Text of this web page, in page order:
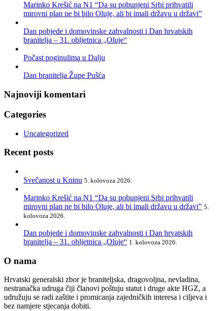
Marinko Krešić na N1 “Da su pobunjeni Srbi prihvatili
mirovni plan ne bi bilo Oluje, ali bi imali državu u državi”
Dan pobjede i domovinske zahvalnosti i Dan hrvatskih
branitelja – 31. obljetnica „Oluje“
Počast poginulima u Dalju
Dan branitelja Župe Pušća
Najnoviji komentari
Categories
Uncategorized
Recent posts
Svečanost u Kninu 5. kolovoza 2026.
Marinko Krešić na N1 “Da su pobunjeni Srbi prihvatili
mirovni plan ne bi bilo Oluje, ali bi imali državu u državi” 5.
kolovoza 2026.
Dan pobjede i domovinske zahvalnosti i Dan hrvatskih
branitelja – 31. obljetnica „Oluje“ 1. kolovoza 2026.
O nama
Hrvatski generalski zbor je braniteljska, dragovoljna, nevladina,
nestranačka udruga čiji članovi poštuju statut i druge akte HGZ, a
udružuju se radi zaštite i promicanja zajedničkih interesa i ciljeva i
bez namjere stjecanja dobiti.